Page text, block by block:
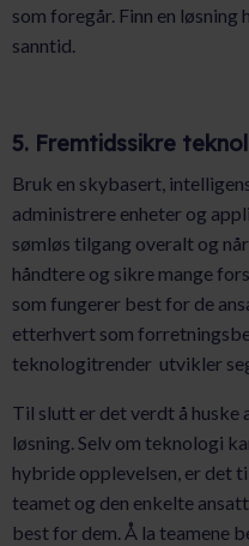
som foregår. Finn en
sanntid.
5. Fremtidssikre
Bruk en skybasert,
administrere enheter og
sømløs tilgang overalt og
håndtere og sikre mange
som fungerer best for de
etterhvert som
teknologitrender utvikler
Til slutt er det verdt å huske
løsning. Selv om teknologi
hybride opplevelsen, er det
teamet og den enkelte
best for dem. Å la teamene